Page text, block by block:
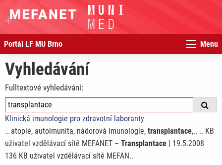
Portál LF MU Brno Menu
Vyhledávání
Fulltextové vyhledávání:
Klinická imunologie pro zdravotní laboranty
.. atopie, autoimunita, nádorová imunologie, transplantace,.. .. KB
uživatel vzdělávací sítě MEFANET – Transplantace | 19.5.2008
136 KB uživatel vzdělávací sítě MEFAN..